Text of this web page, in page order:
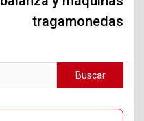
tragamonedas